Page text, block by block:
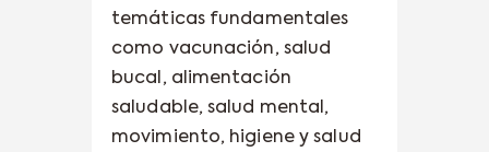
temáticas fundamentales
como vacunación, salud
bucal, alimentación
saludable, salud mental,
movimiento, higiene y salud